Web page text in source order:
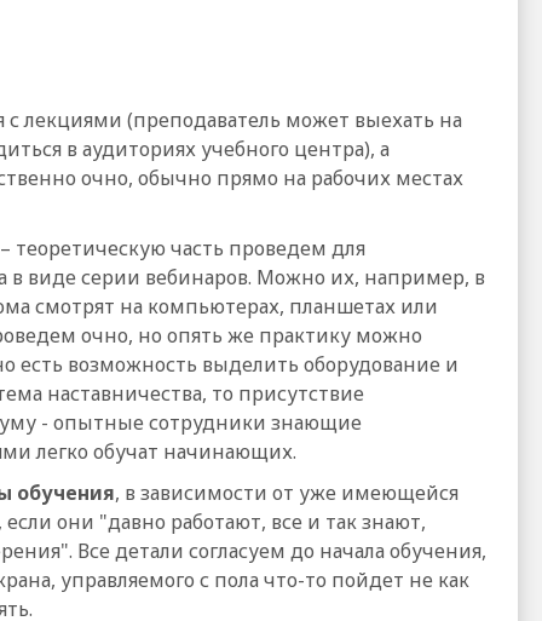
лекциями (преподаватель может выехать на
в аудиториях учебного центра), а
очно, обычно прямо на рабочих местах
теоретическую часть проведем для
в виде серии вебинаров. Можно их, например, в
смотрят на компьютерах, планшетах или
очно, но опять же практику можно
есть возможность выделить оборудование и
наставничества, то присутствие
- опытные сотрудники знающие
легко обучат начинающих.
обучения, в зависимости от уже имеющейся
они "давно работают, все и так знают,
Все детали согласуем до начала обучения,
управляемого с пола что-то пойдет не как